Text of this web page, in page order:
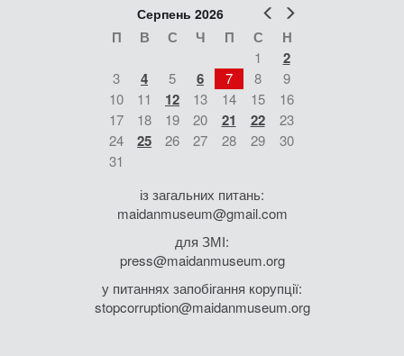
Попер
Серпень 2026
П В С Ч П С Н
1 2
3 4 5 6 7 8
9
10
11 12 13 14 15
16
17
18 19 20 21 22
23
24
25 26 27 28 29
30
31
із загальних питань:
maidanmuseum@gmail.com
для ЗМІ:
press@maidanmuseum.org
у питаннях запобігання корупції:
stopcorruption@maidanmuseum.org